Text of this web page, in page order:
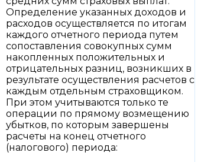
Определение указанных доходов и
расходов осуществляется по итогам
каждого отчетного периода путем
сопоставления совокупных сумм
накопленных положительных и
отрицательных разниц, возникших в
результате осуществления расчетов с
каждым отдельным страховщиком.
При этом учитываются только те
операции по прямому возмещению
убытков, по которым завершены
расчеты на конец отчетного
(налогового) периода: